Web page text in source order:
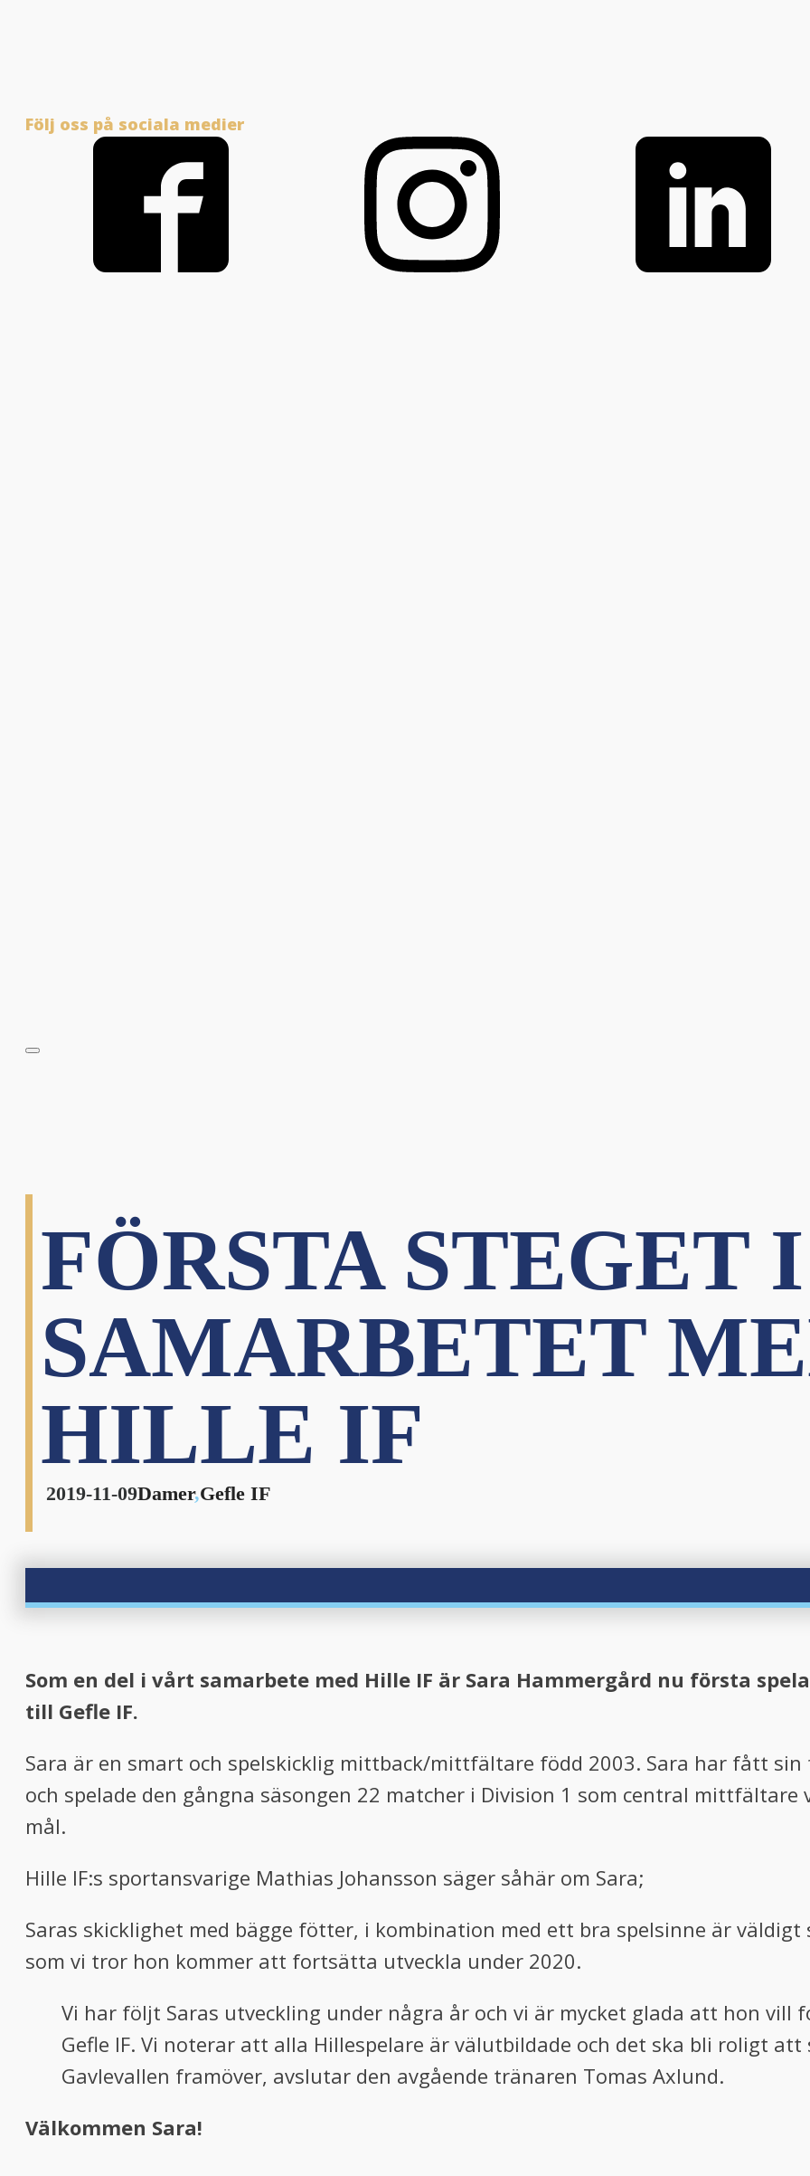
Följ oss på sociala medier
FÖRSTA STEGET I
SAMARBETET
HILLE IF
2019-11-09Damer,Gefle IF
Som en del i vårt samarbete med Hille IF är Sara Hammergård nu första
till Gefle IF.
Sara är en smart och spelskicklig mittback/mittfältare född 2003. Sara har fått
och spelade den gångna säsongen 22 matcher i Division 1 som central mittfältare
mål.
Hille IF:s sportansvarige Mathias Johansson säger såhär om Sara;
Saras skicklighet med bägge fötter, i kombination med ett bra spelsinne är väldigt
som vi tror hon kommer att fortsätta utveckla under 2020.
Vi har följt Saras utveckling under några år och vi är mycket glada att hon vill
Gefle IF. Vi noterar att alla Hillespelare är välutbildade och det ska bli roligt att
Gavlevallen framöver, avslutar den avgående tränaren Tomas Axlund.
Välkommen Sara!